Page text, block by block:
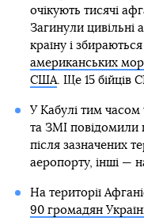
очікують тисячі
Загинули цивільні
країну і
американських
США. Ще 15 бійців
У Кабулі тим часом
та ЗМІ повідомили
після зазначених
аеропорту, інші —
На території
90 громадян